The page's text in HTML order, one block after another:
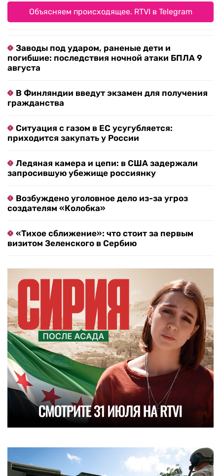
Объясняем происходящее. RTVI в Telegram
Заводы под ударом, раненые дети и
погибшие: последствия ночной атаки БПЛА 9
августа
В Финляндии введут экзамен для получения
гражданства
Ситуация с газом в ЕС усугубляется:
приходится закупать у России
Ледяная камера и цепи: в США задержали
запросившую убежище россиянку
Возбуждено уголовное дело из-за угроз
создателям «Колобка»
«Тихое сближение»: что стоит за первым
визитом Зеленского в Сербию